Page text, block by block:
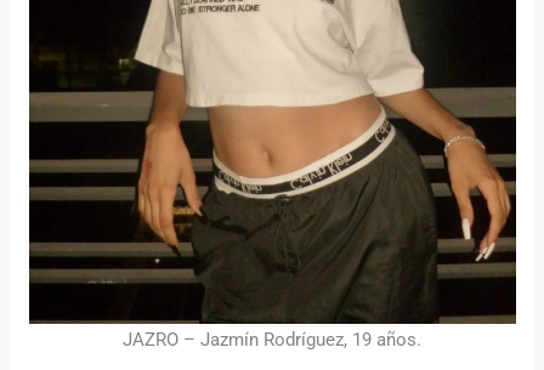
JAZRO – Jazmín Rodríguez, 19 años.